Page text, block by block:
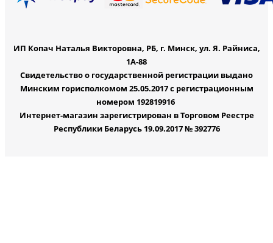
ИП Копач Наталья Викторовна, РБ, г. Минск, ул. Я. Райниса,
1А-88
Свидетельство о государственной регистрации выдано
Минским горисполкомом 25.05.2017 с регистрационным
номером 192819916
Интернет-магазин зарегистрирован в Торговом Реестре
Республики Беларусь 19.09.2017 № 392776